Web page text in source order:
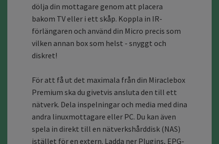
dölja din mottagare genom att placera
bakom TV eller i ett skåp. Koppla in IR-
förlängaren och använd din Micro precis som
vilken annan box som helst - snyggt och
diskret!
För att få ut det maximala från din Miraclebox
Premium ska du givetvis ansluta den till ett
nätverk. Dela inspelningar och media med dina
andra linuxmottagare eller PC. Du kan även
spela in direkt till en nätverkshårddisk (NAS)
istället för en extern. Ladda ner Plugins, EPG-